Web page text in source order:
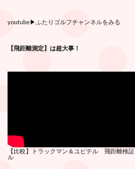
youtube▶︎ふたりゴルフチャンネルをみる
【飛距離測定】は超大事！
【比較】トラックマン＆ユピテル 飛距離検証
ル